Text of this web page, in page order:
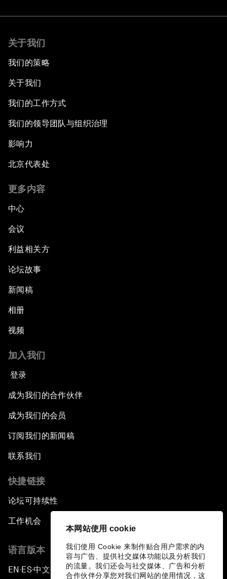
本网站使用 cookie
我们使用 Cookie 来制作贴合用户需求的内
容与广告、提供社交媒体功能以及分析我们
的流量。我们还会与社交媒体、广告和分析
合作伙伴分享您对我们网站的使用情况，这
关于我们
我们的策略
关于我们
我们的工作方式
我们的领导团队与组织治理
影响力
北京代表处
更多内容
中心
会议
利益相关方
论坛故事
新闻稿
相册
视频
加入我们
登录
成为我们的合作伙伴
成为我们的会员
订阅我们的新闻稿
联系我们
快捷链接
论坛可持续性
工作机会
语言版本
EN ▪ES▪中文▪ 日本語